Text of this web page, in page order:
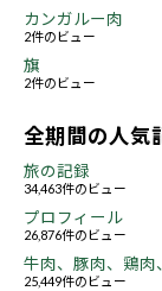
カンガルー肉
2件のビュー
旗
2件のビュー
全期間の人気
旅の記録
34,463件のビュー
プロフィール
26,876件のビュー
牛肉、豚肉、鶏肉
25,449件のビュー